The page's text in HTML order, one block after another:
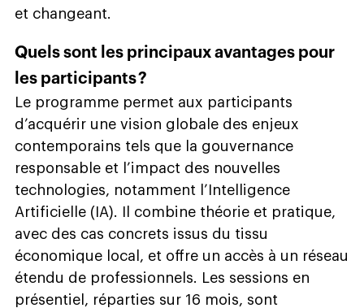
et changeant.
Quels sont les principaux avantages pour
les participants ?
Le programme permet aux participants
d’acquérir une vision globale des enjeux
contemporains tels que la gouvernance
responsable et l’impact des nouvelles
technologies, notamment l’Intelligence
Artificielle (IA). Il combine théorie et pratique,
avec des cas concrets issus du tissu
économique local, et offre un accès à un réseau
étendu de professionnels. Les sessions en
présentiel, réparties sur 16 mois, sont